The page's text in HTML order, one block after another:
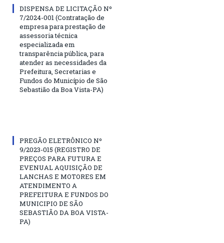
DISPENSA DE LICITAÇÃO Nº
7/2024-001 (Contratação de
empresa para prestação de
assessoria técnica
especializada em
transparência pública, para
atender as necessidades da
Prefeitura, Secretarias e
Fundos do Município de São
Sebastião da Boa Vista-PA)
PREGÃO ELETRÔNICO Nº
9/2023-015 (REGISTRO DE
PREÇOS PARA FUTURA E
EVENUAL AQUISIÇÃO DE
LANCHAS E MOTORES EM
ATENDIMENTO A
PREFEITURA E FUNDOS DO
MUNICIPIO DE SÃO
SEBASTIÃO DA BOA VISTA-
PA)